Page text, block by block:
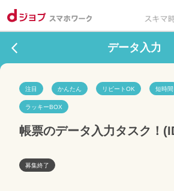
データ入力
注目 かんたん リピートOK 短時間
ラッキーBOX
帳票のデータ入力タスク！
募集終了